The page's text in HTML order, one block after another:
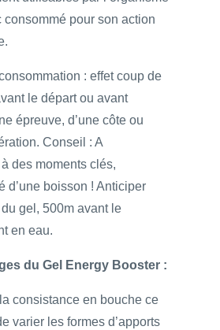
consommé pour son action
: effet coup de
le départ ou avant
épreuve, d’une côte ou
Conseil : A
des moments clés,
d’une boisson ! Anticiper
du gel, 500m avant le
en eau.
du Gel Energy Booster :
consistance en bouche ce
varier les formes d’apports